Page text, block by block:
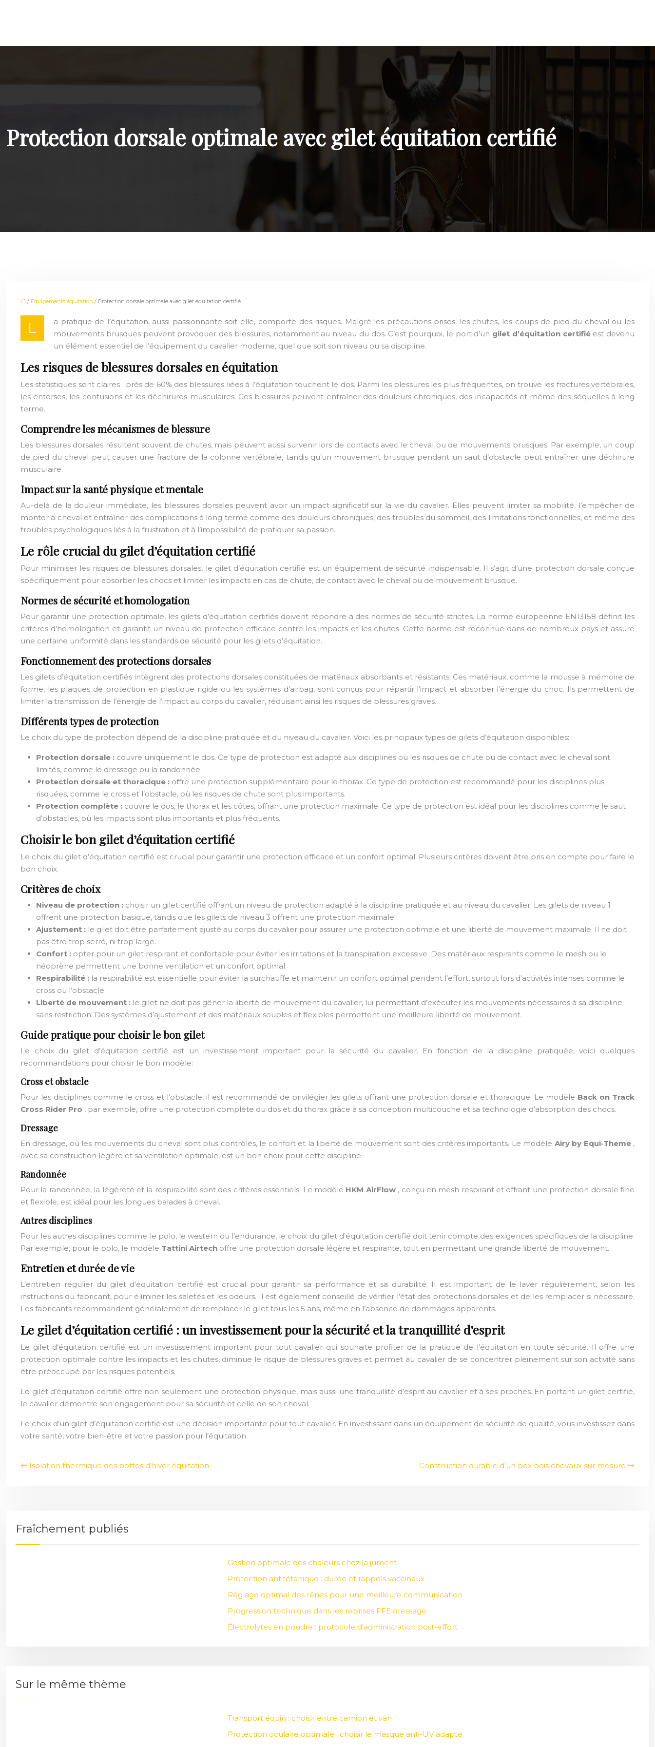
Protection dorsale optimale avec gilet équitation certifié
/ Equipements équitation / Protection dorsale optimale avec gilet équitation certifié
L
a pratique de l’équitation, aussi passionnante soit-elle, comporte des risques. Malgré les précautions prises, les chutes, les coups de pied du cheval ou les
mouvements brusques peuvent provoquer des blessures, notamment au niveau du dos. C’est pourquoi, le port d’un gilet d’équitation certifié est devenu
un élément essentiel de l’équipement du cavalier moderne, quel que soit son niveau ou sa discipline.
Les risques de blessures dorsales en équitation
Les statistiques sont claires : près de 60% des blessures liées à l’équitation touchent le dos. Parmi les blessures les plus fréquentes, on trouve les fractures vertébrales,
les entorses, les contusions et les déchirures musculaires. Ces blessures peuvent entraîner des douleurs chroniques, des incapacités et même des séquelles à long
terme.
Comprendre les mécanismes de blessure
Les blessures dorsales résultent souvent de chutes, mais peuvent aussi survenir lors de contacts avec le cheval ou de mouvements brusques. Par exemple, un coup
de pied du cheval peut causer une fracture de la colonne vertébrale, tandis qu’un mouvement brusque pendant un saut d’obstacle peut entraîner une déchirure
musculaire.
Impact sur la santé physique et mentale
Au-delà de la douleur immédiate, les blessures dorsales peuvent avoir un impact significatif sur la vie du cavalier. Elles peuvent limiter sa mobilité, l’empêcher de
monter à cheval et entraîner des complications à long terme comme des douleurs chroniques, des troubles du sommeil, des limitations fonctionnelles, et même des
troubles psychologiques liés à la frustration et à l’impossibilité de pratiquer sa passion.
Le rôle crucial du gilet d’équitation certifié
Pour minimiser les risques de blessures dorsales, le gilet d’équitation certifié est un équipement de sécurité indispensable. Il s’agit d’une protection dorsale conçue
spécifiquement pour absorber les chocs et limiter les impacts en cas de chute, de contact avec le cheval ou de mouvement brusque.
Normes de sécurité et homologation
Pour garantir une protection optimale, les gilets d’équitation certifiés doivent répondre à des normes de sécurité strictes. La norme européenne EN13158 définit les
critères d’homologation et garantit un niveau de protection efficace contre les impacts et les chutes. Cette norme est reconnue dans de nombreux pays et assure
une certaine uniformité dans les standards de sécurité pour les gilets d’équitation.
Fonctionnement des protections dorsales
Les gilets d’équitation certifiés intègrent des protections dorsales constituées de matériaux absorbants et résistants. Ces matériaux, comme la mousse à mémoire de
forme, les plaques de protection en plastique rigide ou les systèmes d’airbag, sont conçus pour répartir l’impact et absorber l’énergie du choc. Ils permettent de
limiter la transmission de l’énergie de l’impact au corps du cavalier, réduisant ainsi les risques de blessures graves.
Différents types de protection
Le choix du type de protection dépend de la discipline pratiquée et du niveau du cavalier. Voici les principaux types de gilets d’équitation disponibles:
Protection dorsale : couvre uniquement le dos. Ce type de protection est adapté aux disciplines où les risques de chute ou de contact avec le cheval sont
limités, comme le dressage ou la randonnée.
Protection dorsale et thoracique : offre une protection supplémentaire pour le thorax. Ce type de protection est recommandé pour les disciplines plus
risquées, comme le cross et l’obstacle, où les risques de chute sont plus importants.
Protection complète : couvre le dos, le thorax et les côtes, offrant une protection maximale. Ce type de protection est idéal pour les disciplines comme le saut
d’obstacles, où les impacts sont plus importants et plus fréquents.
Choisir le bon gilet d’équitation certifié
Le choix du gilet d’équitation certifié est crucial pour garantir une protection efficace et un confort optimal. Plusieurs critères doivent être pris en compte pour faire le
bon choix.
Critères de choix
Niveau de protection : choisir un gilet certifié offrant un niveau de protection adapté à la discipline pratiquée et au niveau du cavalier. Les gilets de niveau 1
offrent une protection basique, tandis que les gilets de niveau 3 offrent une protection maximale.
Ajustement : le gilet doit être parfaitement ajusté au corps du cavalier pour assurer une protection optimale et une liberté de mouvement maximale. Il ne doit
pas être trop serré, ni trop large.
Confort : opter pour un gilet respirant et confortable pour éviter les irritations et la transpiration excessive. Des matériaux respirants comme le mesh ou le
néoprène permettent une bonne ventilation et un confort optimal.
Respirabilité : la respirabilité est essentielle pour éviter la surchauffe et maintenir un confort optimal pendant l’effort, surtout lors d’activités intenses comme le
cross ou l’obstacle.
Liberté de mouvement : le gilet ne doit pas gêner la liberté de mouvement du cavalier, lui permettant d’exécuter les mouvements nécessaires à sa discipline
sans restriction. Des systèmes d’ajustement et des matériaux souples et flexibles permettent une meilleure liberté de mouvement.
Guide pratique pour choisir le bon gilet
Le choix du gilet d’équitation certifié est un investissement important pour la sécurité du cavalier. En fonction de la discipline pratiquée, voici quelques
recommandations pour choisir le bon modèle:
Cross et obstacle
Pour les disciplines comme le cross et l’obstacle, il est recommandé de privilégier les gilets offrant une protection dorsale et thoracique. Le modèle Back on Track
Cross Rider Pro , par exemple, offre une protection complète du dos et du thorax grâce à sa conception multicouche et sa technologie d’absorption des chocs.
Dressage
En dressage, où les mouvements du cheval sont plus contrôlés, le confort et la liberté de mouvement sont des critères importants. Le modèle Airy by Equi-Theme ,
avec sa construction légère et sa ventilation optimale, est un bon choix pour cette discipline.
Randonnée
Pour la randonnée, la légèreté et la respirabilité sont des critères essentiels. Le modèle HKM AirFlow , conçu en mesh respirant et offrant une protection dorsale fine
et flexible, est idéal pour les longues balades à cheval.
Autres disciplines
Pour les autres disciplines comme le polo, le western ou l’endurance, le choix du gilet d’équitation certifié doit tenir compte des exigences spécifiques de la discipline.
Par exemple, pour le polo, le modèle Tattini Airtech offre une protection dorsale légère et respirante, tout en permettant une grande liberté de mouvement.
Entretien et durée de vie
L’entretien régulier du gilet d’équitation certifié est crucial pour garantir sa performance et sa durabilité. Il est important de le laver régulièrement, selon les
instructions du fabricant, pour éliminer les saletés et les odeurs. Il est également conseillé de vérifier l’état des protections dorsales et de les remplacer si nécessaire.
Les fabricants recommandent généralement de remplacer le gilet tous les 5 ans, même en l’absence de dommages apparents.
Le gilet d’équitation certifié : un investissement pour la sécurité et la tranquillité d’esprit
Le gilet d’équitation certifié est un investissement important pour tout cavalier qui souhaite profiter de la pratique de l’équitation en toute sécurité. Il offre une
protection optimale contre les impacts et les chutes, diminue le risque de blessures graves et permet au cavalier de se concentrer pleinement sur son activité sans
être préoccupé par les risques potentiels.
Le gilet d’équitation certifié offre non seulement une protection physique, mais aussi une tranquillité d’esprit au cavalier et à ses proches. En portant un gilet certifié,
le cavalier démontre son engagement pour sa sécurité et celle de son cheval.
Le choix d’un gilet d’équitation certifié est une décision importante pour tout cavalier. En investissant dans un équipement de sécurité de qualité, vous investissez dans
votre santé, votre bien-être et votre passion pour l’équitation.
Isolation thermique des bottes d’hiver équitation Construction durable d’un box bois chevaux sur mesure
Fraîchement publiés
Gestion optimale des chaleurs chez la jument
Protection antitétanique : durée et rappels vaccinaux
Réglage optimal des rênes pour une meilleure communication
Progression technique dans les reprises FFE dressage
Électrolytes en poudre : protocole d’administration post-effort
Sur le même thème
Transport équin : choisir entre camion et van
Protection oculaire optimale : choisir le masque anti-UV adapté